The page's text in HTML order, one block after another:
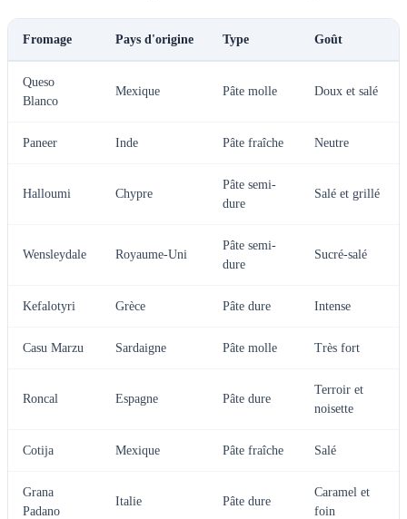
Fromage Pays d'origine Type Goût
Queso
Blanco
Mexique Pâte molle Doux et salé
Paneer Inde Pâte fraîche Neutre
Halloumi Chypre
Pâte semi-
dure
Salé et grillé
Wensleydale Royaume-Uni
Pâte semi-
dure
Sucré-salé
Kefalotyri Grèce Pâte dure Intense
Casu Marzu Sardaigne Pâte molle Très fort
Roncal Espagne Pâte dure
Terroir et
noisette
Cotija Mexique Pâte fraîche Salé
Grana
Padano
Italie Pâte dure
Caramel et
foin